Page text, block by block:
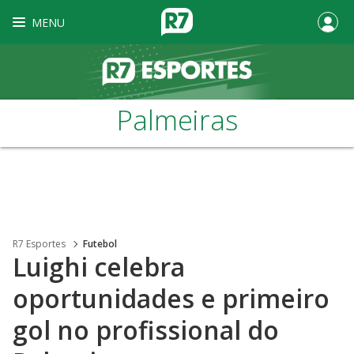
MENU
Palmeiras
R7 Esportes Futebol
Luighi celebra
oportunidades e primeiro
gol no profissional do